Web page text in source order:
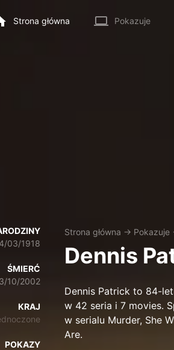
Strona główna Pokazuje
03/1918
ŚMIERĆ
10/2002
KRAJ
POKAZY
Strona główna → Pokazuje
Dennis
Dennis Patrick to 84-
w 42 seria i 7 movies.
w serialu Murder, She
Are.